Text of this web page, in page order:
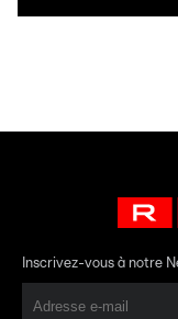
Inscrivez-vous à notre